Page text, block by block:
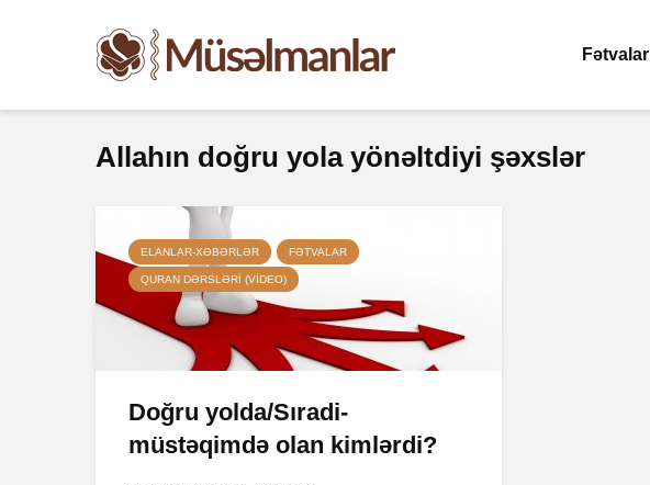
Fətvalar
Allahın doğru yola yönəltdiyi şəxslər
ELANLAR-XƏBƏRLƏR FƏTVALAR
QURAN DƏRSLƏRI (VIDEO)
Doğru yolda/Sıradi-
müstəqimdə olan kimlərdi?